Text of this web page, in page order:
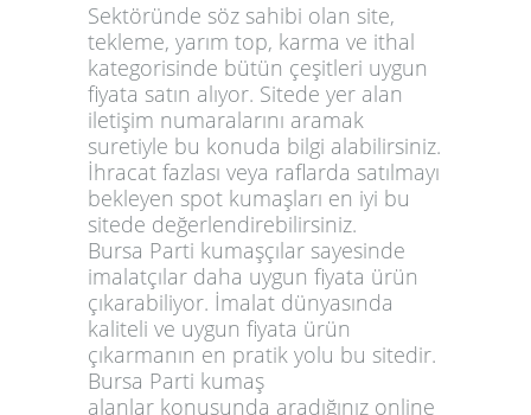
Sektöründe söz sahibi olan site,
tekleme, yarım top, karma ve ithal
kategorisinde bütün çeşitleri uygun
fiyata satın alıyor. Sitede yer alan
iletişim numaralarını aramak
suretiyle bu konuda bilgi alabilirsiniz.
İhracat fazlası veya raflarda satılmayı
bekleyen spot kumaşları en iyi bu
sitede değerlendirebilirsiniz.
Bursa Parti kumaşçılar sayesinde
imalatçılar daha uygun fiyata ürün
çıkarabiliyor. İmalat dünyasında
kaliteli ve uygun fiyata ürün
çıkarmanın en pratik yolu bu sitedir.
Bursa Parti kumaş
alanlar konusunda aradığınız online